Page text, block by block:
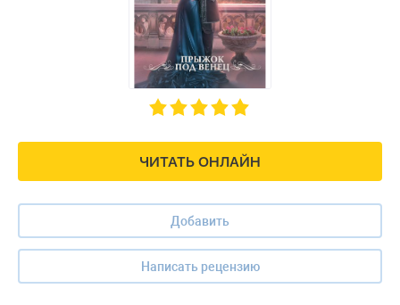
ЧИТАТЬ ОНЛАЙН
Добавить
Написать рецензию